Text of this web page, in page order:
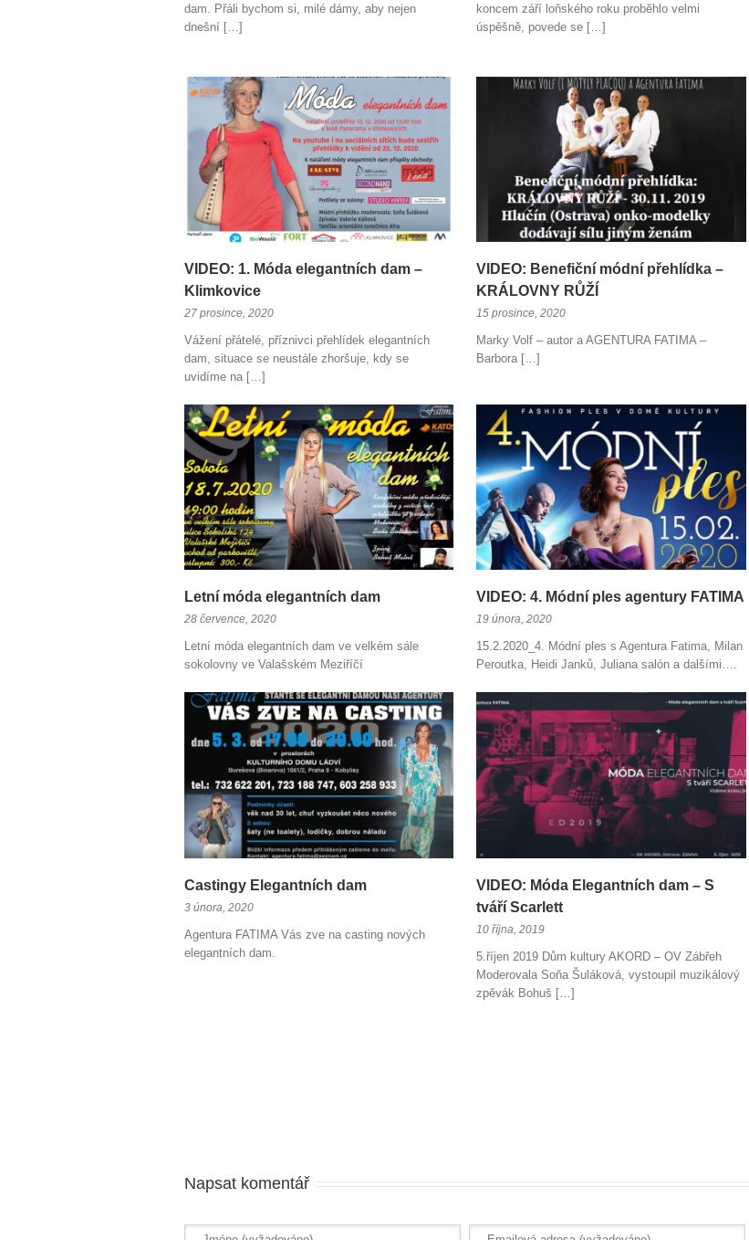
dam. Přáli bychom si, milé dámy, aby nejen
dnešní […]
koncem září loňského roku proběhlo velmi
úspěšně, povede se […]
VIDEO: 1. Móda elegantních dam –
Klimkovice
27 prosince, 2020
Vážení přátelé, příznivci přehlídek elegantních
dam, situace se neustále zhoršuje, kdy se
uvidíme na […]
VIDEO: Benefiční módní přehlídka –
KRÁLOVNY RŮŽÍ
15 prosince, 2020
Marky Volf – autor a AGENTURA FATIMA –
Barbora […]
Letní móda elegantních dam
28 července, 2020
Letní móda elegantních dam ve velkém sále
sokolovny ve Valašském Meziříčí
VIDEO: 4. Módní ples agentury FATIMA
19 února, 2020
15.2.2020_4. Módní ples s Agentura Fatima, Milan
Peroutka, Heidi Janků, Juliana salón a dalšími….
Castingy Elegantních dam
3 února, 2020
Agentura FATIMA Vás zve na casting nových
elegantních dam.
VIDEO: Móda Elegantních dam – S
tváří Scarlett
10 října, 2019
5.říjen 2019 Dům kultury AKORD – OV Zábřeh
Moderovala Soňa Šuláková, vystoupil muzikálový
zpěvák Bohuš […]
Napsat komentář